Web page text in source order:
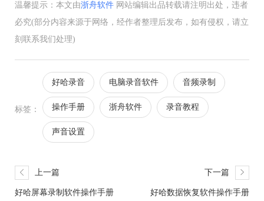
温馨提示：本文由浙舟软件 网站编辑出品转载请注明出处，违者
必究(部分内容来源于网络，经作者整理后发布，如有侵权，请立
刻联系我们处理)
标签：
好哈录音 电脑录音软件 音频录制
操作手册 浙舟软件 录音教程
声音设置
上一篇
好哈屏幕录制软件操作手册
下一篇
好哈数据恢复软件操作手册